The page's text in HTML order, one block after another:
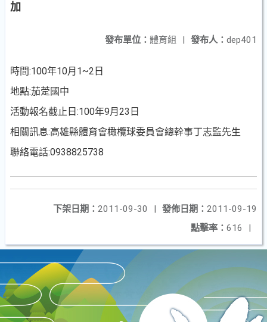
加
發布人： dep401
發布單位： 體育組 |
時間:100年10月1~2日
地點:茄萣國中
活動報名截止日:100年9月23日
相關訊息:高雄縣體育會橄欖球委員會總幹事丁志監先生
聯絡電話:0938825738
發佈日期： 2011-09-19
下架日期： 2011-09-30
|
點擊率： 616 |